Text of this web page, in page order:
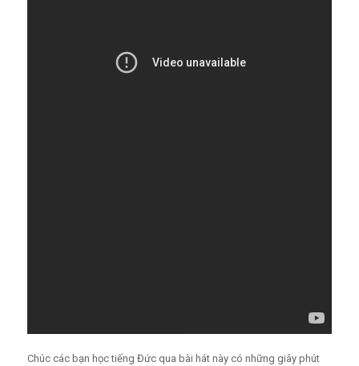
Chúc các bạn học tiếng Đức qua bài hát này có những giây phút